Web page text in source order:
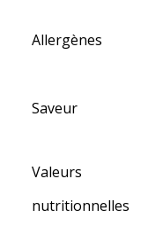
Allergènes
Saveur
Valeurs
nutritionnelles